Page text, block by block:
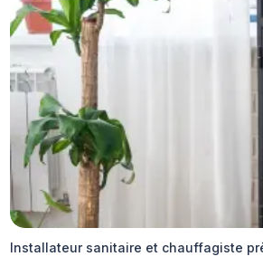
Installateur sanitaire et chauffagiste